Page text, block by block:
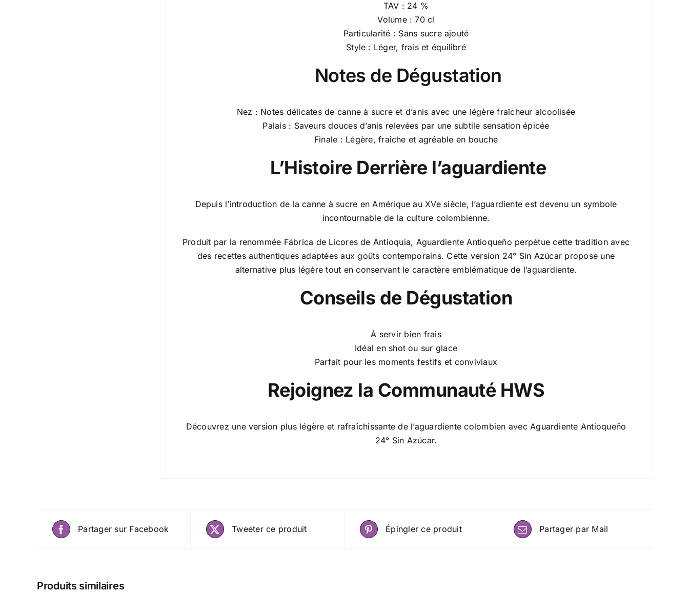
TAV : 24 %
Volume : 70 cl
Particularité : Sans sucre ajouté
Style : Léger, frais et équilibré
Notes de Dégustation
Nez : Notes délicates de canne à sucre et d’anis avec une légère fraîcheur alcoolisée
Palais : Saveurs douces d’anis relevées par une subtile sensation épicée
Finale : Légère, fraîche et agréable en bouche
L’Histoire Derrière l’aguardiente
Depuis l’introduction de la canne à sucre en Amérique au XVe siècle, l’aguardiente est devenu un symbole
incontournable de la culture colombienne.
Produit par la renommée Fábrica de Licores de Antioquia, Aguardiente Antioqueño perpétue cette tradition avec
des recettes authentiques adaptées aux goûts contemporains. Cette version 24° Sin Azúcar propose une
alternative plus légère tout en conservant le caractère emblématique de l’aguardiente.
Conseils de Dégustation
À servir bien frais
Idéal en shot ou sur glace
Parfait pour les moments festifs et conviviaux
Rejoignez la Communauté HWS
Découvrez une version plus légère et rafraîchissante de l’aguardiente colombien avec Aguardiente Antioqueño
24° Sin Azúcar.
Partager sur Facebook Tweeter ce produit Épingler ce produit Partager par Mail
Produits similaires